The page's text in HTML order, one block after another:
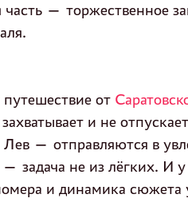
— торжественное
от
и не
— отправляются в
задача не из лёгких. И
и динамика